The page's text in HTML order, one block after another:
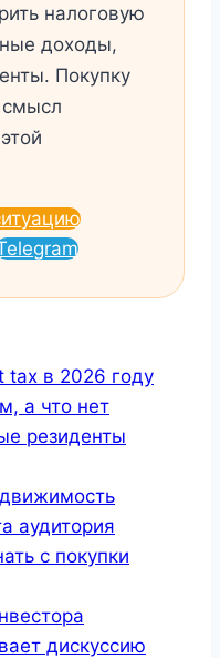
налоговую
доходы,
Покупку
tax в 2026 году
а что нет
резиденты
аудитория
с покупки
дискуссию